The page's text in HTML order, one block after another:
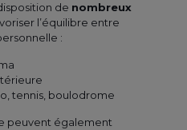
de nombreux
l’équilibre entre
:
tennis, boulodrome
peuvent également